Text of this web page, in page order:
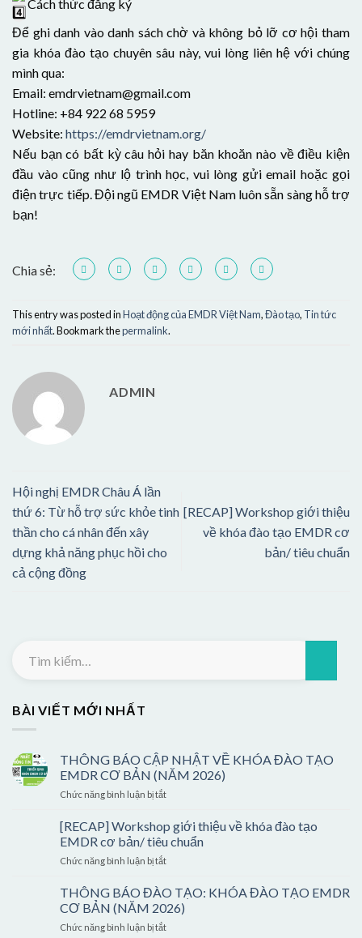
Cách thức đăng ký
Để ghi danh vào danh sách chờ và không bỏ lỡ cơ hội tham
gia khóa đào tạo chuyên sâu này, vui lòng liên hệ với chúng
mình qua:
Email: emdrvietnam@gmail.com
Hotline: +84 922 68 5959
Website: https://emdrvietnam.org/
Nếu bạn có bất kỳ câu hỏi hay băn khoăn nào về điều kiện
đầu vào cũng như lộ trình học, vui lòng gửi email hoặc gọi
điện trực tiếp. Đội ngũ EMDR Việt Nam luôn sẵn sàng hỗ trợ
bạn!
Chia sẻ:
This entry was posted inHoạt động của EMDR Việt Nam,Đào tạo, Tin tức
mới nhất. Bookmark thepermalink.
ADMIN
Hội nghị EMDR Châu Á lần
thứ 6: Từ hỗ trợ sức khỏe tinh
thần cho cá nhân đến xây
dựng khả năng phục hồi cho
cả cộng đồng
[RECAP] Workshop giới thiệu
về khóa đào tạo EMDR cơ
bản/ tiêu chuẩn
BÀI VIẾT MỚI NHẤT
THÔNG BÁO CẬP NHẬT VỀ KHÓA ĐÀO TẠO
EMDR CƠ BẢN (NĂM 2026)
Chức năng bình luận bị tắtở
BÁO
CẬP
NHẬT
VỀ
ĐÀO
TẠO
EMDR
CƠ
[RECAP] Workshop giới thiệu về khóa đào tạo
EMDR cơ bản/ tiêu chuẩn
Chức năng bình luận bị tắtở
Workshop
thiệu
về
THÔNG BÁO ĐÀO TẠO: KHÓA ĐÀO TẠO EMDR
CƠ BẢN (NĂM 2026)
Chức năng bình luận bị tắtở